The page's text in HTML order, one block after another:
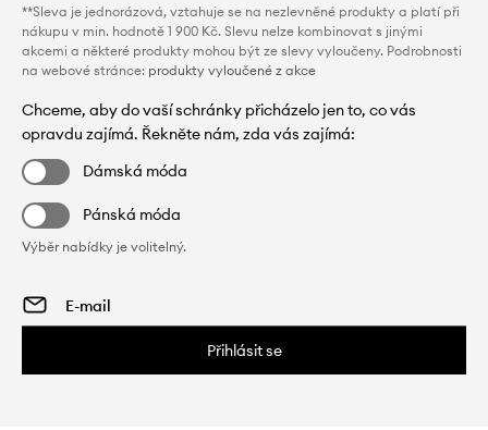
**Sleva je jednorázová, vztahuje se na nezlevněné produkty a platí při
nákupu v min. hodnotě 1 900 Kč. Slevu nelze kombinovat s jinými
akcemi a některé produkty mohou být ze slevy vyloučeny. Podrobnosti
na webové stránce: produkty vyloučené z akce
Chceme, aby do vaší schránky přicházelo jen to, co vás
opravdu zajímá. Řekněte nám, zda vás zajímá:
Dámská móda
Pánská móda
Výběr nabídky je volitelný.
Přihlásit se